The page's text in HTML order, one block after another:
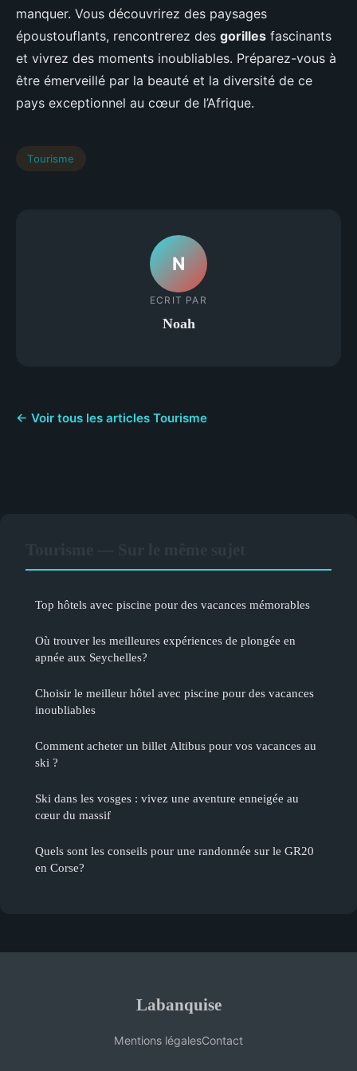
manquer. Vous découvrirez des paysages
époustouflants, rencontrerez des gorilles fascinants
et vivrez des moments inoubliables. Préparez-vous à
être émerveillé par la beauté et la diversité de ce
pays exceptionnel au cœur de l’Afrique.
Tourisme
N
ECRIT PAR
Noah
← Voir tous les articles Tourisme
Top hôtels avec piscine pour des vacances mémorables
Où trouver les meilleures expériences de plongée en
apnée aux Seychelles?
Choisir le meilleur hôtel avec piscine pour des vacances
inoubliables
Comment acheter un billet Altibus pour vos vacances au
ski ?
Ski dans les vosges : vivez une aventure enneigée au
cœur du massif
Quels sont les conseils pour une randonnée sur le GR20
en Corse?
Labanquise
Mentions légalesContact